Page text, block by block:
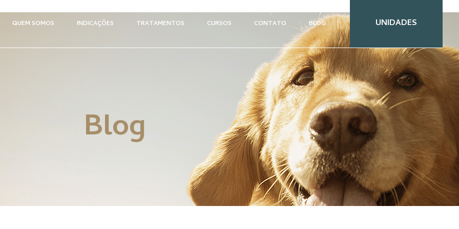
QUEM SOMOS INDICAÇÕES TRATAMENTOS CURSOS CONTATO BLOG UNIDADES
Blog